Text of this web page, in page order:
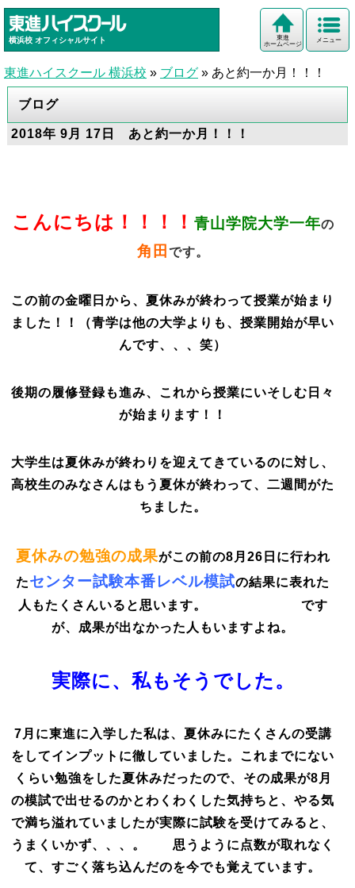
横浜校 オフィシャルサイト メニュー
東進
ホームページ
東進ハイスクール 横浜校 » ブログ » あと約一か月！！！
ブログ
2018年 9月 17日 あと約一か月！！！
こんにちは！！！！ 青山学院大学一年の
角田 です。
この前の金曜日から、夏休みが終わって授業が始まり
ました！！（青学は他の大学よりも、授業開始が早い
んです、、、笑）
後期の履修登録も進み、これから授業にいそしむ日々
が始まります！！
大学生は夏休みが終わりを迎えてきているのに対し、
高校生のみなさんはもう夏休が終わって、二週間がた
ちました。
夏休みの勉強の成果がこの前の8月26日に行われ
たセンター試験本番レベル模試の結果に表れた
人もたくさんいると思います。 です
が、成果が出なかった人もいますよね。
実際に、私もそうでした。
7月に東進に入学した私は、夏休みにたくさんの受講
をしてインプットに徹していました。これまでにない
くらい勉強をした夏休みだったので、その成果が8月
の模試で出せるのかとわくわくした気持ちと、やる気
で満ち溢れていましたが実際に試験を受けてみると、
うまくいかず、、、。 思うように点数が取れなく
て、すごく落ち込んだのを今でも覚えています。